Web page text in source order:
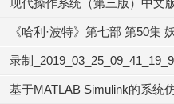
现代操作系统（第三版）中文
《哈利·波特》第七部 第50集
录制
基于MATLAB Simulink的系统